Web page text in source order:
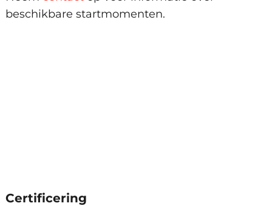
beschikbare startmomenten.
Certificering